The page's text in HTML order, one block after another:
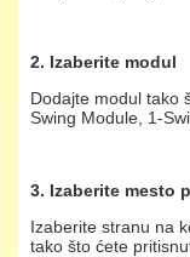
2. Izaberite modul
Dodajte modul tako
Swing Module, 1-
3. Izaberite mesto
Izaberite stranu na
tako što ćete